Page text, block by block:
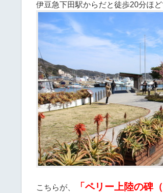
伊豆急下田駅からだと徒歩20分ほど
こちらが、 「ペリー上陸の碑